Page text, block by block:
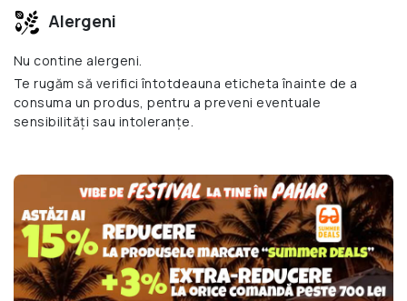
Alergeni
Nu contine alergeni.
Te rugăm să verifici întotdeauna eticheta înainte de a
consuma un produs, pentru a preveni eventuale
sensibilități sau intoleranțe.